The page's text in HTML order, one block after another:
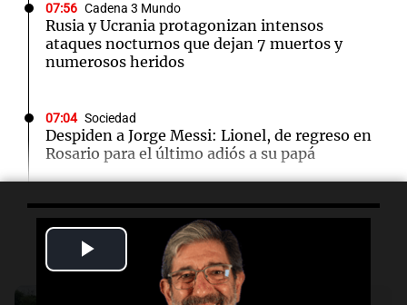
Video
07:56 Cadena 3 Mundo
Rusia y Ucrania protagonizan intensos
ataques nocturnos que dejan 7 muertos y
numerosos heridos
07:04 Sociedad
Despiden a Jorge Messi: Lionel, de regreso en
Rosario para el último adiós a su papá
06:03 Tecnología
SpaceX optará por plantas de gas natural para
su nueva fábrica de semiconductores en Texas
Escuchá lo último
Tormentas y filtraciones: "El